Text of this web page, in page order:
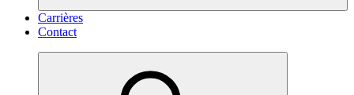
Carrières
Contact